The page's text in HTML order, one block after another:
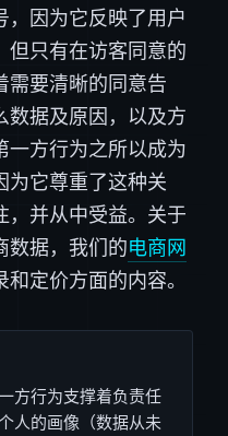
，因为它反映了用户
但只有在访客同意的
需要清晰的同意告
数据及原因，以及方
一方行为之所以成为
为它尊重了这种关
，并从中受益。关于
数据，我们的电商网
定价方面的内容。
方行为支撑着负责任
人的画像（数据从未